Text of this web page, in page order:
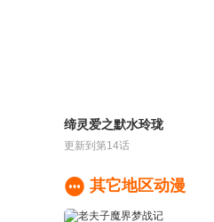
缔灵爱之默水玲珑
更新到第14话
 其它地区动漫